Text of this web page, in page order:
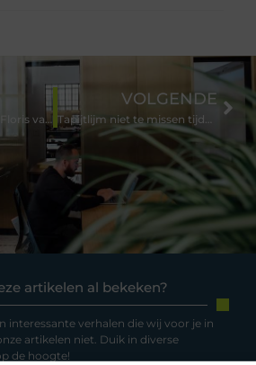
artikelen al bekeken?
interessante verhalen die wij voor je in
artikelen niet. Duik in diverse
de hoogte!
De nieuwe collectie Floris van Bommel sneakers
VOLGENDE
Tapijtlijm niet te missen tijdens het verbouwen